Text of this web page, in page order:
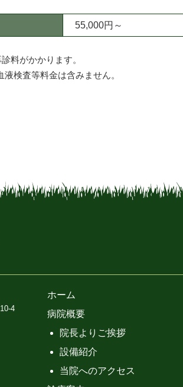
55,000円～
料がかかります。
検査等料金は含みません。
4
ホーム
病院概要
院長よりご挨拶
設備紹介
当院へのアクセス